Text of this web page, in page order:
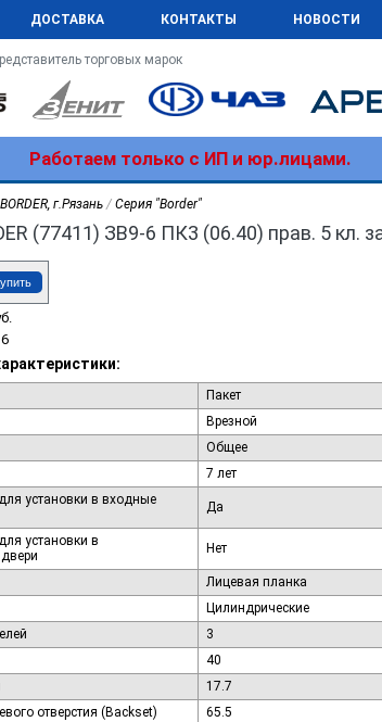
ДОСТАВКА КОНТАКТЫ НОВОСТИ
торговых марок
Работаем только с ИП и юр.лицами.
BORDER, г.Рязань / Серия "Border"
(77411) ЗВ9-6 ПК3 (06.40) прав. 5 кл.
Пакет
Врезной
Общее
7 лет
установки в входные
Да
установки в
Нет
Лицевая планка
Цилиндрические
3
40
17.7
отверстия (Backset)
65.5